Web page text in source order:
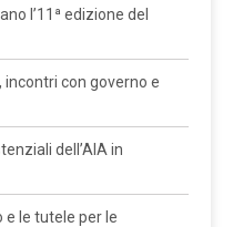
l’11ª edizione del
incontri con governo e
dell’AIA in
e le tutele per le